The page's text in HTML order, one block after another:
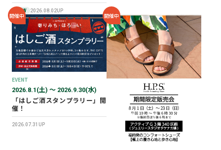
NEW 2026.08.02UP
開催中
EVENT
2026.8.1(土) 〜 2026.9.30(水)
「はしご酒スタンプラリー」開
催！
2026.07.31UP
開催中